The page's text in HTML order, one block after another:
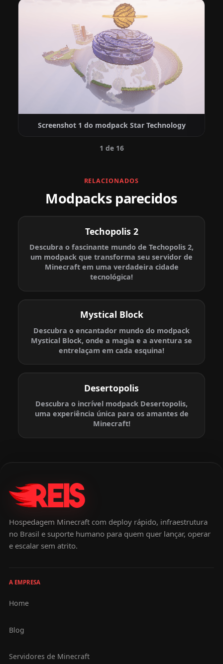
Screenshot 1 do modpack Star Technology
1 de 16
RELACIONADOS
Modpacks parecidos
Techopolis 2
Descubra o fascinante mundo de Techopolis 2,
um modpack que transforma seu servidor de
Minecraft em uma verdadeira cidade
tecnológica!
Mystical Block
Descubra o encantador mundo do modpack
Mystical Block, onde a magia e a aventura se
entrelaçam em cada esquina!
Desertopolis
Descubra o incrível modpack Desertopolis,
uma experiência única para os amantes de
Minecraft!
Hospedagem Minecraft com deploy rápido, infraestrutura
no Brasil e suporte humano para quem quer lançar, operar
e escalar sem atrito.
A EMPRESA
Home
Blog
Servidores de Minecraft